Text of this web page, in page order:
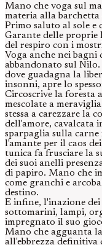
Mano che voga sul
materia alla
Primo saluto al sole e
Garante delle proprie
del respiro con i
Voga anche nei
abbandonato sul
dove guadagna la
insonni, apre lo
Circoscrive la foresta
mescolate a
stessa a carezzare la
dell'amore, cavalcata
sparpaglia sulla carne
l'amante per il caos
tunica fa frusciare la
dei suoi anelli
di papiro. Mano che
come granchi e
destino.
E infine, l'inazione
sottomarini, lampi,
impregnato il suo
Mano che agguanta
all'ebbrezza